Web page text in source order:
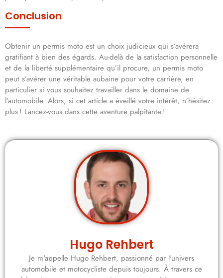
Conclusion
Obtenir un permis moto est un choix judicieux qui s’avérera
gratifiant à bien des égards. Au-delà de la satisfaction personnelle
et de la liberté supplémentaire qu’il procure, un permis moto
peut s’avérer une véritable aubaine pour votre carrière, en
particulier si vous souhaitez travailler dans le domaine de
l’automobile. Alors, si cet article a éveillé votre intérêt, n’hésitez
plus ! Lancez-vous dans cette aventure palpitante !
Hugo Rehbert
Je m'appelle Hugo Rehbert, passionné par l'univers
automobile et motocycliste depuis toujours. À travers ce